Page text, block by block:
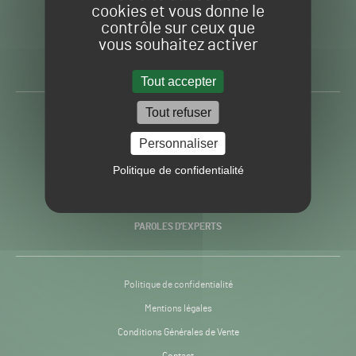
cookies et vous donne le
contrôle sur ceux que
vous souhaitez activer
Tout accepter
Tout refuser
Personnaliser
Politique de confidentialité
Gazon
Sport
H24
-
Toute l’info autour du
PRATIQUES
PAROLES D’EXPERTS
Politique de confidentialité
Mentions légales
Conditions Générales de Vente